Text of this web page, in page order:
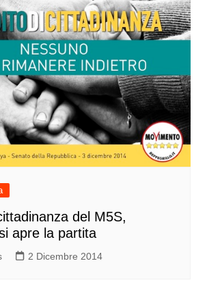
del M5S,
apre la partita
2 Dicembre 2014